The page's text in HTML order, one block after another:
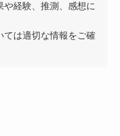
や経験、推測、感想に
ては適切な情報をご確